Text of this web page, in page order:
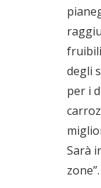
degli
per i
Sarà
zone”.